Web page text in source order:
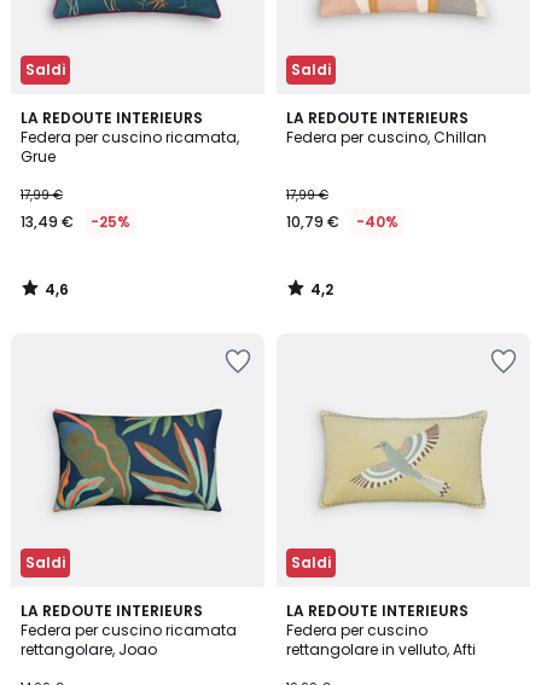
Saldi
LA REDOUTE INTERIEURS
Federa per cuscino ricamata,
Grue
17,99 €
13,49 € -25%
4,6
/ 5
4,6
/
Saldi
LA REDOUTE INTERIEURS
Federa per cuscino, Chillan
17,99 €
10,79 € -40%
4,2
/ 5
4,2
/
Saldi
LA REDOUTE INTERIEURS
Federa per cuscino ricamata
rettangolare, Joao
4,4
/ 5
Saldi
LA REDOUTE INTERIEURS
Federa per cuscino
rettangolare in velluto, Afti
4,9
/ 5